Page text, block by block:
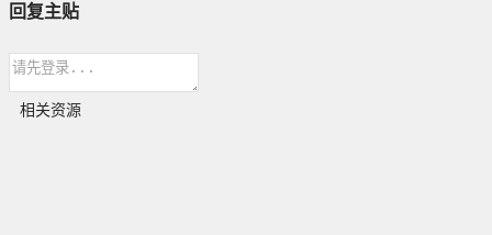
回复主贴
相关资源